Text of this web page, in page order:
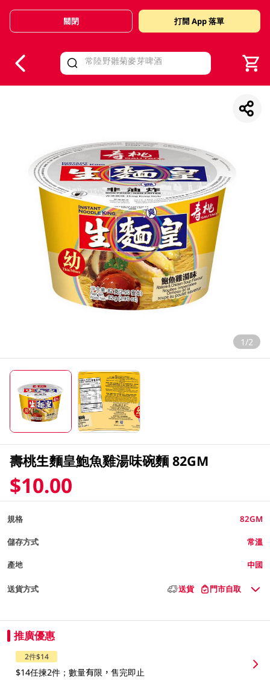
Valid Until 30 June 2026
關閉 打開 App 落單
1/2
壽桃生麵皇鮑魚雞湯味碗麵 82GM
$10.00
規格 82GM
儲存方式 常溫
產地 中國
送貨方式 送貨 門市自取
推廣優惠
2件$14
$14任揀2件；數量有限，售完即止